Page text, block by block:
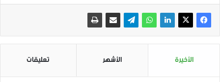
الأخيرة الأشهر تعليقات